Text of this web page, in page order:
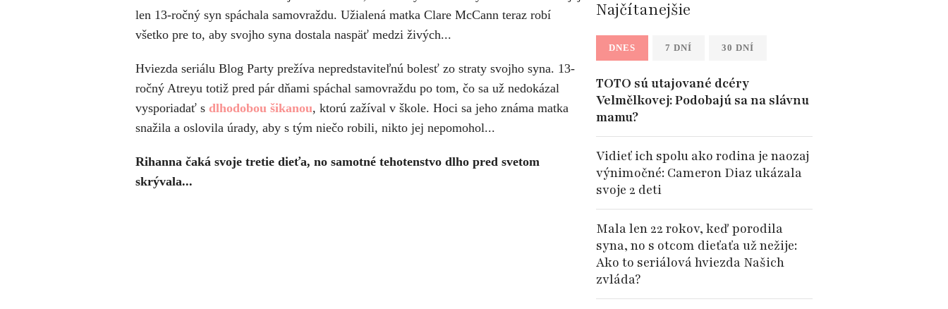
len 13-ročný syn spáchala samovraždu. Užialená matka Clare McCann teraz robí
všetko pre to, aby svojho syna dostala naspäť medzi živých...
Hviezda seriálu Blog Party prežíva nepredstaviteľnú bolesť zo straty svojho syna. 13-
ročný Atreyu totiž pred pár dňami spáchal samovraždu po tom, čo sa už nedokázal
vysporiadať s dlhodobou šikanou, ktorú zažíval v škole. Hoci sa jeho známa matka
snažila a oslovila úrady, aby s tým niečo robili, nikto jej nepomohol...
Rihanna čaká svoje tretie dieťa, no samotné tehotenstvo dlho pred svetom
skrývala...
Najčítanejšie
DNES 7 DNÍ 30 DNÍ
TOTO sú utajované dcéry
Velmělkovej: Podobajú sa na slávnu
mamu?
Vidieť ich spolu ako rodina je naozaj
výnimočné: Cameron Diaz ukázala
svoje 2 deti
Mala len 22 rokov, keď porodila
syna, no s otcom dieťaťa už nežije:
Ako to seriálová hviezda Našich
zvláda?